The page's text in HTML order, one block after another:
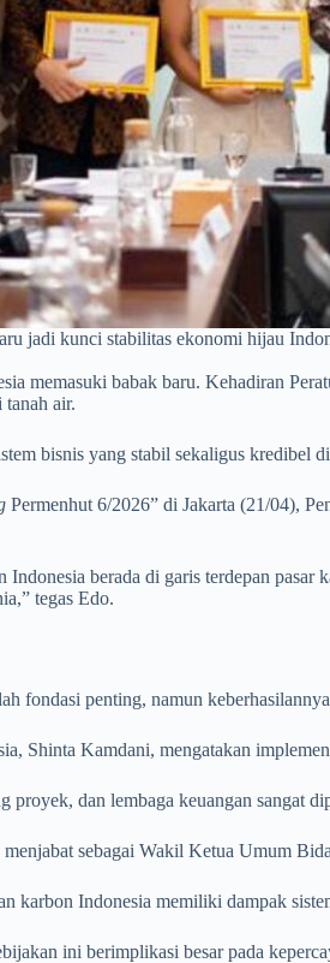
jadi kunci stabilitas ekonomi hijau
memasuki babak baru. Kehadiran
air.
bisnis yang stabil sekaligus kredibel
Permenhut 6/2026” di Jakarta (21/04),
berada di garis terdepan
tegas Edo.
fondasi penting, namun
Shinta Kamdani, mengatakan
proyek, dan lembaga keuangan sangat
sebagai Wakil Ketua Umum
karbon Indonesia memiliki dampak
ini berimplikasi besar pada